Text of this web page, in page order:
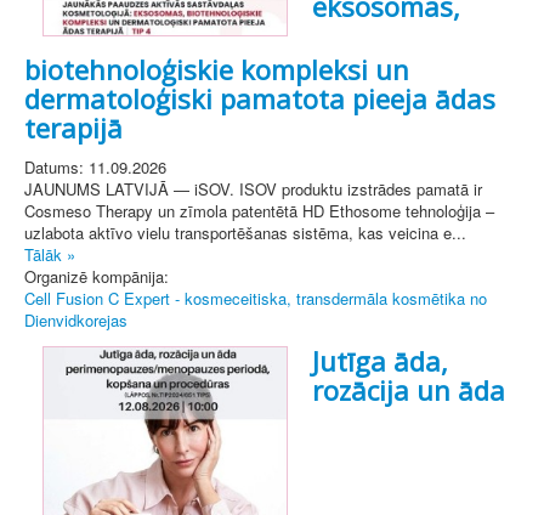
biotehnoloģiskie kompleksi un
dermatoloģiski pamatota pieeja ādas
terapijā
Datums: 11.09.2026
JAUNUMS LATVIJĀ — iSOV. ISOV produktu izstrādes pamatā ir
Cosmeso Therapy un zīmola patentētā HD Ethosome tehnoloģija –
uzlabota aktīvo vielu transportēšanas sistēma, kas veicina e...
Tālāk »
Organizē kompānija:
Cell Fusion C Expert - kosmeceitiska, transdermāla kosmētika no
Dienvidkorejas
Jutīga āda,
rozācija un āda